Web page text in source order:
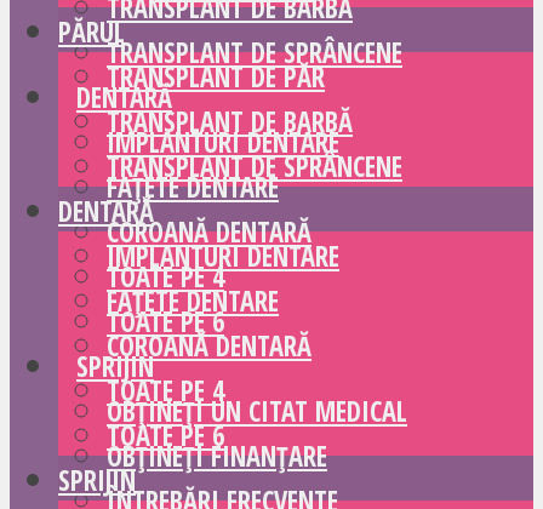
TRANSPLANT DE BARBĂ
TRANSPLANT DE SPRÂNCENE
DENTARĂ
IMPLANTURI DENTARE
FAȚETE DENTARE
COROANĂ DENTARĂ
TOATE PE 4
TOATE PE 6
SPRIJIN
OBȚINEȚI UN CITAT MEDICAL
OBȚINEȚI FINANȚARE
ÎNTREBĂRI FRECVENTE
PĂRUL
TRANSPLANT DE PĂR
TRANSPLANT DE BARBĂ
TRANSPLANT DE SPRÂNCENE
DENTARĂ
IMPLANTURI DENTARE
FAȚETE DENTARE
COROANĂ DENTARĂ
TOATE PE 4
TOATE PE 6
SPRIJIN